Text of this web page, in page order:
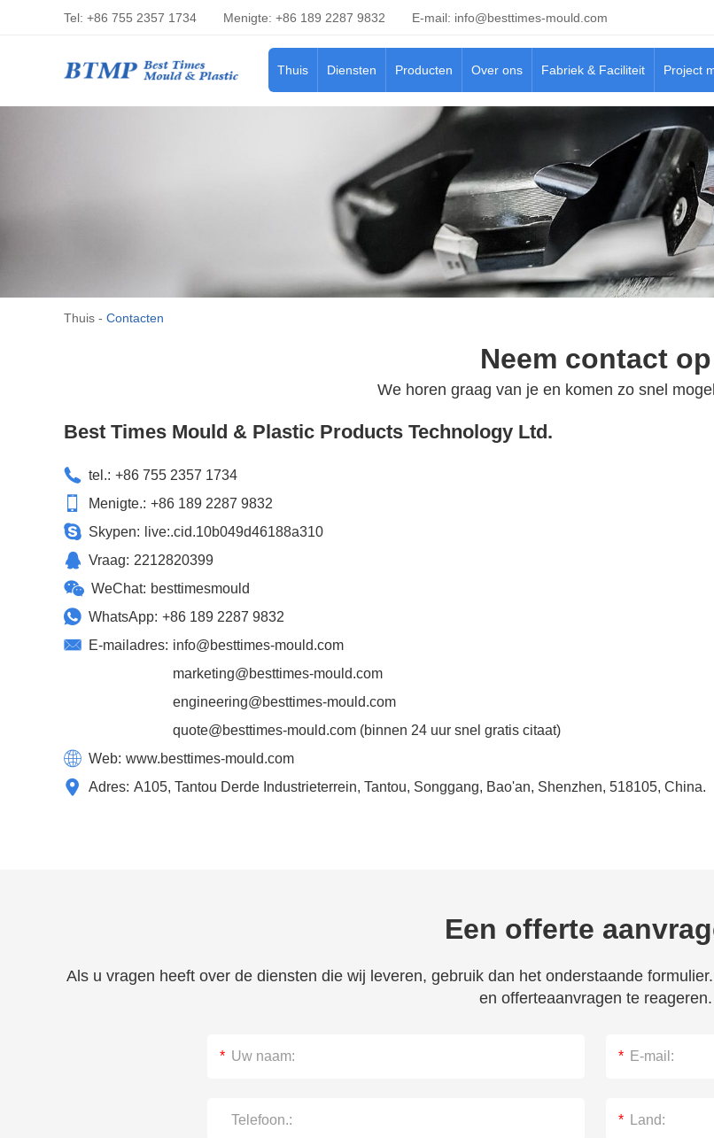
Tel: +86 755 2357 1734 Menigte: +86 189 2287 9832 E-mail: info@besttimes-mould.com
Thuis Diensten Producten Over ons Fabriek & Faciliteit Project
Thuis - Contacten
Neem contact op
We horen graag van je en komen zo snel
Best Times Mould & Plastic Products Technology Ltd.
tel.: +86 755 2357 1734
Menigte.: +86 189 2287 9832
Skypen:
live:.cid.10b049d46188a310
Vraag: 2212820399
WeChat: besttimesmould
WhatsApp: +86 189 2287 9832
E-mailadres: info@besttimes-mould.com
marketing@besttimes-mould.com
engineering@besttimes-mould.com
quote@besttimes-mould.com (binnen 24 uur snel gratis citaat)
Web: www.besttimes-mould.com
Adres: A105, Tantou Derde Industrieterrein, Tantou, Songgang, Bao'an, Shenzhen, 518105, China.
Een offerte
Als u vragen heeft over de diensten die wij leveren, gebruik dan het onderstaande
en offerteaanvragen te reageren.